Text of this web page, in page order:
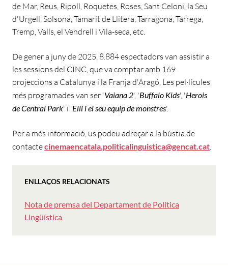
de Mar, Reus, Ripoll, Roquetes, Roses, Sant Celoni, la Seu
d'Urgell, Solsona, Tamarit de Llitera, Tarragona, Tàrrega,
Tremp, Valls, el Vendrell i Vila-seca, etc.
De gener a juny de 2025, 8.884 espectadors van assistir a
les sessions del CINC, que va comptar amb 169
projeccions a Catalunya i la Franja d'Aragó. Les pel·lícules
més programades van ser 'Vaiana 2', 'Buffalo Kids', 'Herois
de Central Park' i 'Elli i el seu equip de monstres'.
Per a més informació, us podeu adreçar a la bústia de
contactecinemaencatala.politicalinguistica@gencat.cat
ENLLAÇOS RELACIONATS
Nota de premsa del Departament de Política
Lingüística